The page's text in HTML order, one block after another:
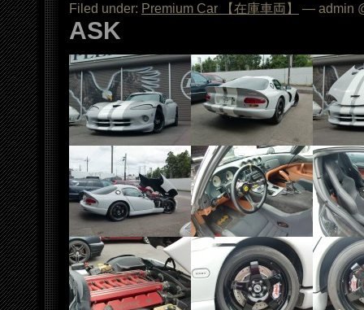
Filed under: Premium Car 【在庫車両】 — admin
ASK